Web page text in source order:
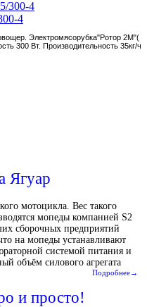
4
Электромясорубка"Ротор 2М"(
300 Вт. Производительность 35кг/ч
Ягуар
мотоцикла. Вес такого
мопеды компанией S2
сборочных предприятий
на мопеды устанавливают
системой питания и
объём силового агрегата
Подробнее→
и просто!